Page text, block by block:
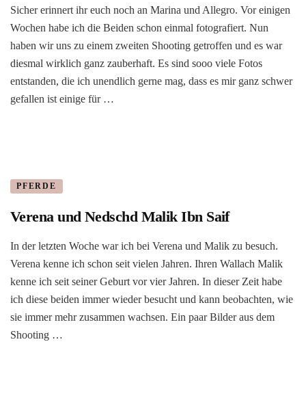
Sicher erinnert ihr euch noch an Marina und Allegro. Vor einigen
Wochen habe ich die Beiden schon einmal fotografiert. Nun
haben wir uns zu einem zweiten Shooting getroffen und es war
diesmal wirklich ganz zauberhaft. Es sind sooo viele Fotos
entstanden, die ich unendlich gerne mag, dass es mir ganz schwer
gefallen ist einige für …
PFERDE
Verena und Nedschd Malik Ibn Saif
In der letzten Woche war ich bei Verena und Malik zu besuch.
Verena kenne ich schon seit vielen Jahren. Ihren Wallach Malik
kenne ich seit seiner Geburt vor vier Jahren. In dieser Zeit habe
ich diese beiden immer wieder besucht und kann beobachten, wie
sie immer mehr zusammen wachsen. Ein paar Bilder aus dem
Shooting …